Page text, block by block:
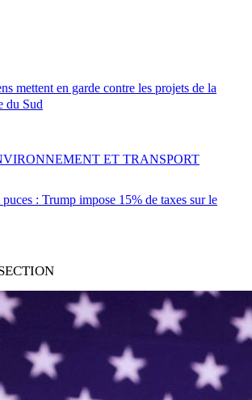
mettent en garde contre les projets de la
du Sud
: Trump impose 15% de taxes sur le
ET TRANSPORT